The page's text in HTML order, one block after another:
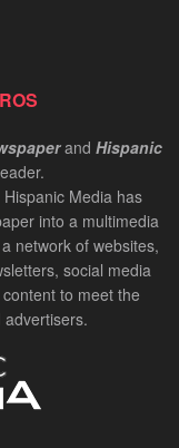
and Hispanic
Media has
into a multimedia
network of websites,
social media
to meet the